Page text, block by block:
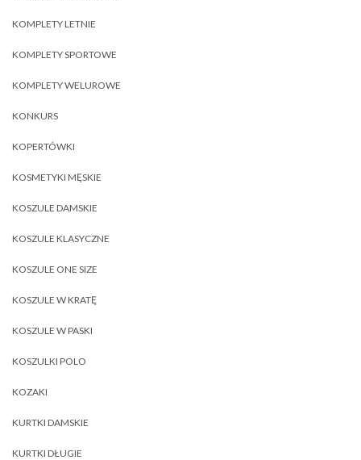
KOMPLETY LETNIE
KOMPLETY SPORTOWE
KOMPLETY WELUROWE
KONKURS
KOPERTÓWKI
KOSMETYKI MĘSKIE
KOSZULE DAMSKIE
KOSZULE KLASYCZNE
KOSZULE ONE SIZE
KOSZULE W KRATĘ
KOSZULE W PASKI
KOSZULKI POLO
KOZAKI
KURTKI DAMSKIE
KURTKI DŁUGIE